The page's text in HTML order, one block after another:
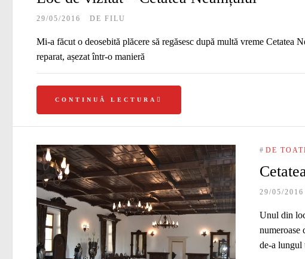
29/05/2016 DE FILU
Mi-a făcut o deosebită plăcere să regăsesc după multă vreme Cetatea
reparat, așezat într-o manieră
CONTINUĂ LECTURA
# DE
29/05/2016
Unul din
numeroase
de-a lungul